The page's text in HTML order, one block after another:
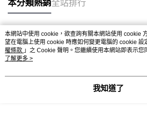
本分類熱銷全站排行
熱門標籤
本網站中使用 cookie，欲查詢有關本網站使用 cookie
望在電腦上使用 cookie 時應如何變更電腦的 cookie 設
權條款 」之 Cookie 聲明。您繼續使用本網站即表示您
用條款之 Cookie 聲明使用 cookie。
了解更多 >
我知道了